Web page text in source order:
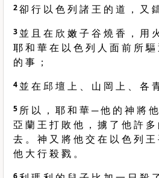
2卻 行 以 色 列 諸 王 的 道 ， 又
3 並 且 在 欣 嫩 子 谷 燒 香 ， 用
耶 和 華 在 以 色 列 人 面 前 所
的 事 ；
4 並 在 邱 壇 上 、 山 岡 上 、 各
5 所 以 ， 耶 和 華 ─ 他 的 神 將 他
亞 蘭 王 打 敗 他 ， 擄 了 他 許
去 。 神 又 將 他 交 在 以 色 列
他 大 行 殺 戮 。
6